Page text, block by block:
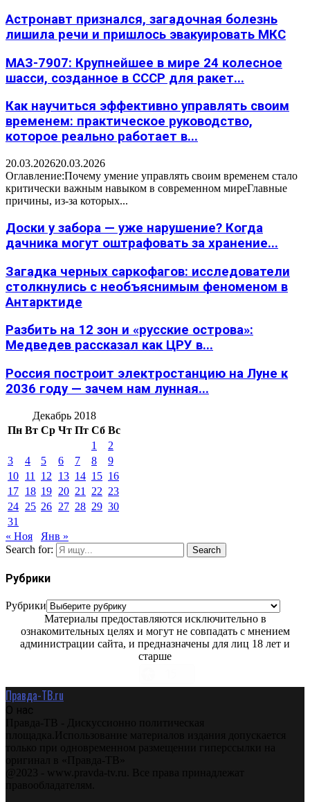
Астронавт признался, загадочная болезнь
лишила речи и пришлось эвакуировать МКС
МАЗ-7907: Крупнейшее в мире 24 колесное
шасси, созданное в СССР для ракет...
Как научиться эффективно управлять своим
временем: практическое руководство,
которое реально работает в...
20.03.202620.03.2026
Оглавление:Почему умение управлять своим временем стало
критически важным навыком в современном миреГлавные
причины, из-за которых...
Доски у забора — уже нарушение? Когда
дачника могут оштрафовать за хранение...
Загадка черных саркофагов: исследователи
столкнулись с необъяснимым феноменом в
Антарктиде
Разбить на 12 зон и «русские острова»:
Медведев рассказал как ЦРУ в...
Россия построит электростанцию на Луне к
2036 году — зачем нам лунная...
Декабрь 2018
Пн Вт Ср Чт Пт Сб Вс
1
2
3
4 5 6 7 8
9
10 11 12 13 14 15 16
17 18 19 20 21 22 23
24 25 26 27 28 29 30
31
« Ноя
Янв »
Search for:
Search
Рубрики
Рубрики
Материалы предоставляются исключительно в
ознакомительных целях и могут не совпадать с мнением
администрации сайта, и предназначены для лиц 18 лет и
старше
Правда-ТВ.ru
О нас
Правда-ТВ - Дискуссионно политическая
площадка.Использование материалов издания допускается
только при одновременном размещении гиперссылки на
оригинал в «Правда-ТВ»
@2023 - www.pravda-tv.ru. Все права принадлежат
правообладателям.